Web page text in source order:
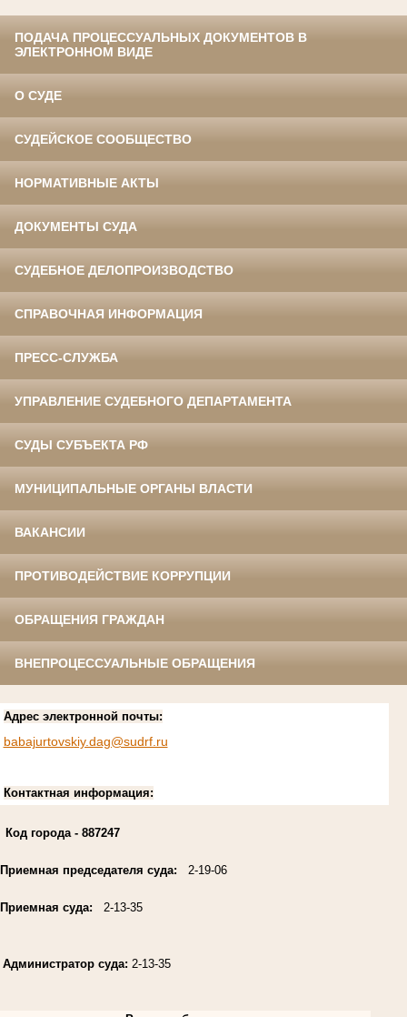
ПОДАЧА ПРОЦЕССУАЛЬНЫХ ДОКУМЕНТОВ В
ЭЛЕКТРОННОМ ВИДЕ
О СУДЕ
СУДЕЙСКОЕ СООБЩЕСТВО
НОРМАТИВНЫЕ АКТЫ
ДОКУМЕНТЫ СУДА
СУДЕБНОЕ ДЕЛОПРОИЗВОДСТВО
СПРАВОЧНАЯ ИНФОРМАЦИЯ
ПРЕСС-СЛУЖБА
УПРАВЛЕНИЕ СУДЕБНОГО ДЕПАРТАМЕНТА
СУДЫ СУБЪЕКТА РФ
МУНИЦИПАЛЬНЫЕ ОРГАНЫ ВЛАСТИ
ВАКАНСИИ
ПРОТИВОДЕЙСТВИЕ КОРРУПЦИИ
ОБРАЩЕНИЯ ГРАЖДАН
ВНЕПРОЦЕССУАЛЬНЫЕ ОБРАЩЕНИЯ
Адрес электронной почты:
babajurtovskiy.dag@sudrf.ru
Контактная информация:
Код города- 887247
Приемная председателя суда: 2-19-06
Приемная суда: 2-13-35
Администратор суда: 2-13-35